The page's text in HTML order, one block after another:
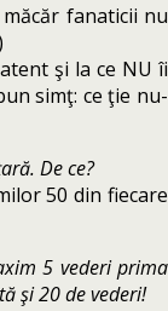
fanaticii nu
şi la ce NU îi
simţ: ce ţie nu-
De ce?
50 din fiecare
5 vederi prima
şi 20 de vederi!